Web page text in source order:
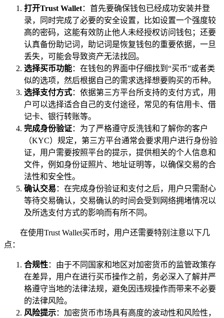
打开Trust Wallet：首先要确保钱包已经成功安装并登
录，同时完成了必要的安全设置，比如设置一个强度较
高的密码，这能有效防止他人未经授权访问钱包；还要
认真备份助记词，助记词是恢复钱包的重要依据，一旦
丢失，可能会导致资产无法找回。
选择买币功能：在钱包的界面中仔细找到“买币”或者类
似的选项，然后根据自己的需求选择想要购买的币种。
选择支付方式：依据第三方平台所支持的支付方式，用
户可以选择适合自己的支付途径，常见的有信用卡、借
记卡、银行转账等。
完成身份验证：为了严格遵守反洗钱和了解你的客户
（KYC）规定，第三方平台通常会要求用户进行身份验
证，用户需要按照平台的提示，提供相关的个人信息和
文件，例如身份证照片、地址证明等，以确保交易的合
法性和安全性。
确认交易 ：在完成身份验证和支付之后，用户只需耐心
等待交易确认，交易确认的时间会受到网络拥堵情况以
及所选支付方式的影响而有所不同。
在使用Trust Wallet买币时，用户还需要特别注意以下几
点：
合规性：由于不同国家和地区对加密货币的监管政策存
在差异，用户在进行买币操作之前，务必深入了解并严
格遵守当地的法律法规，避免因违规操作而带来不必要
的法律风险。
风险提示：加密货币市场具有高度的波动性和风险性，